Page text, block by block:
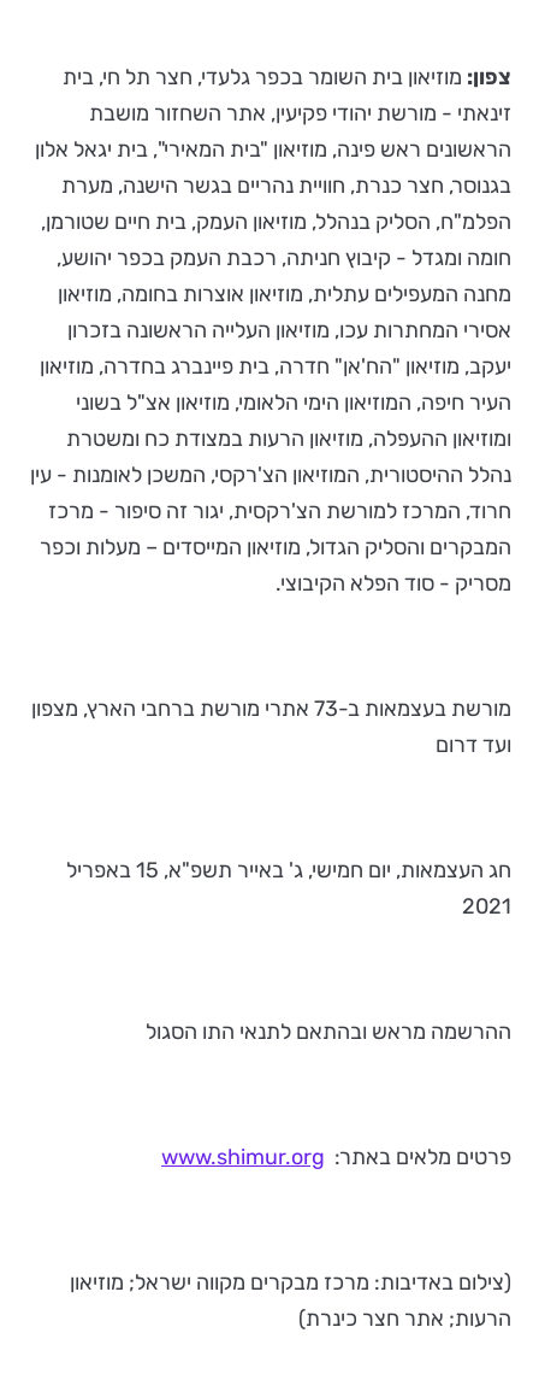
צפון: מוזיאון בית השומר בכפר גלעדי, חצר תל חי, בית
זינאתי - מורשת יהודי פקיעין, אתר השחזור מושבת
הראשונים ראש פינה, מוזיאון "בית המאירי", בית יגאל אלון
בגנוסר, חצר כנרת, חוויית נהריים בגשר הישנה, מערת
הפלמ"ח, הסליק בנהלל, מוזיאון העמק, בית חיים שטורמן,
חומה ומגדל - קיבוץ חניתה, רכבת העמק בכפר יהושע,
מחנה המעפילים עתלית, מוזיאון אוצרות בחומה, מוזיאון
אסירי המחתרות עכו, מוזיאון העלייה הראשונה בזכרון
יעקב, מוזיאון "הח'אן" חדרה, בית פיינברג בחדרה, מוזיאון
העיר חיפה, המוזיאון הימי הלאומי, מוזיאון אצ"ל בשוני
ומוזיאון ההעפלה, מוזיאון הרעות במצודת כח ומשטרת
נהלל ההיסטורית, המוזיאון הצ'רקסי, המשכן לאומנות - עין
חרוד, המרכז למורשת הצ'רקסית, יגור זה סיפור - מרכז
המבקרים והסליק הגדול, מוזיאון המייסדים – מעלות וכפר
מסריק - סוד הפלא הקיבוצי.
מורשת בעצמאות ב-73 אתרי מורשת ברחבי הארץ, מצפון
ועד דרום
חג העצמאות, יום חמישי, ג' באייר תשפ"א, 15 באפריל
2021
ההרשמה מראש ובהתאם לתנאי התו הסגול
פרטים מלאים באתר: www.shimur.org
(צילום באדיבות: מרכז מבקרים מקווה ישראל; מוזיאון
הרעות; אתר חצר כינרת)